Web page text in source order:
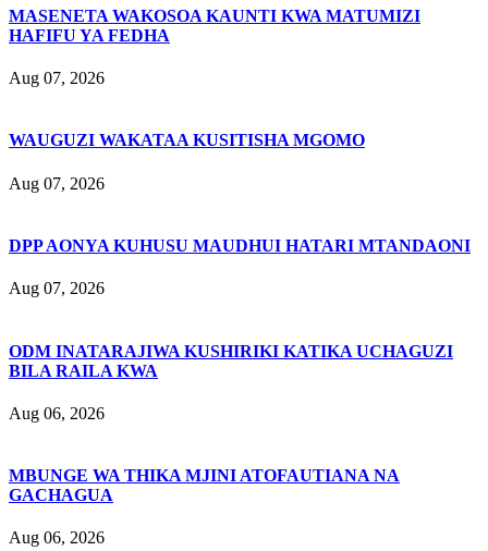
MASENETA WAKOSOA KAUNTI KWA MATUMIZI
HAFIFU YA FEDHA
Aug 07, 2026
WAUGUZI WAKATAA KUSITISHA MGOMO
Aug 07, 2026
DPP AONYA KUHUSU MAUDHUI HATARI MTANDAONI
Aug 07, 2026
ODM INATARAJIWA KUSHIRIKI KATIKA UCHAGUZI
BILA RAILA KWA
Aug 06, 2026
MBUNGE WA THIKA MJINI ATOFAUTIANA NA
GACHAGUA
Aug 06, 2026